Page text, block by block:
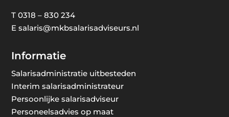
T0318 – 830 234
Esalaris@mkbsalarisadviseurs.nl
Informatie
Salarisadministratie uitbesteden
Interim salarisadministrateur
Persoonlijke salarisadviseur
Personeelsadvies op maat